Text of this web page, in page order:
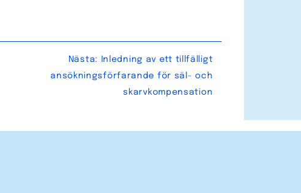
Nästa:
Inledning av ett tillfälligt
ansökningsförfarande för säl- och
skarvkompensation